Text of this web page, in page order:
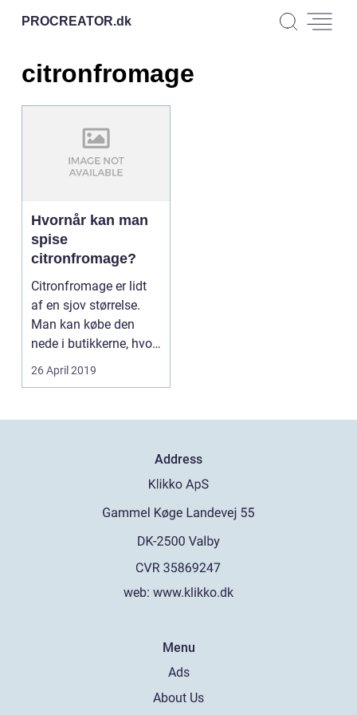
PROCREATOR.dk
citronfromage
Hvornår kan man
spise
citronfromage?
Citronfromage er lidt
af en sjov størrelse.
Man kan købe den
nede i butikkerne, hvor
...
26 April 2019
Address
web: www.klikko.dk
Menu
Ads
About Us